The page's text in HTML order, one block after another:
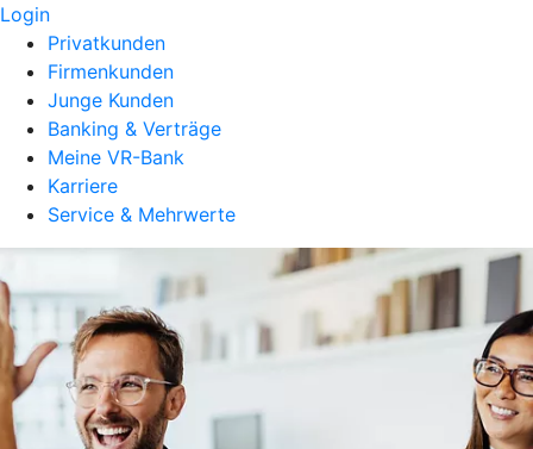
Login
Privatkunden
Firmenkunden
Junge Kunden
Banking & Verträge
Meine VR-Bank
Karriere
Service & Mehrwerte